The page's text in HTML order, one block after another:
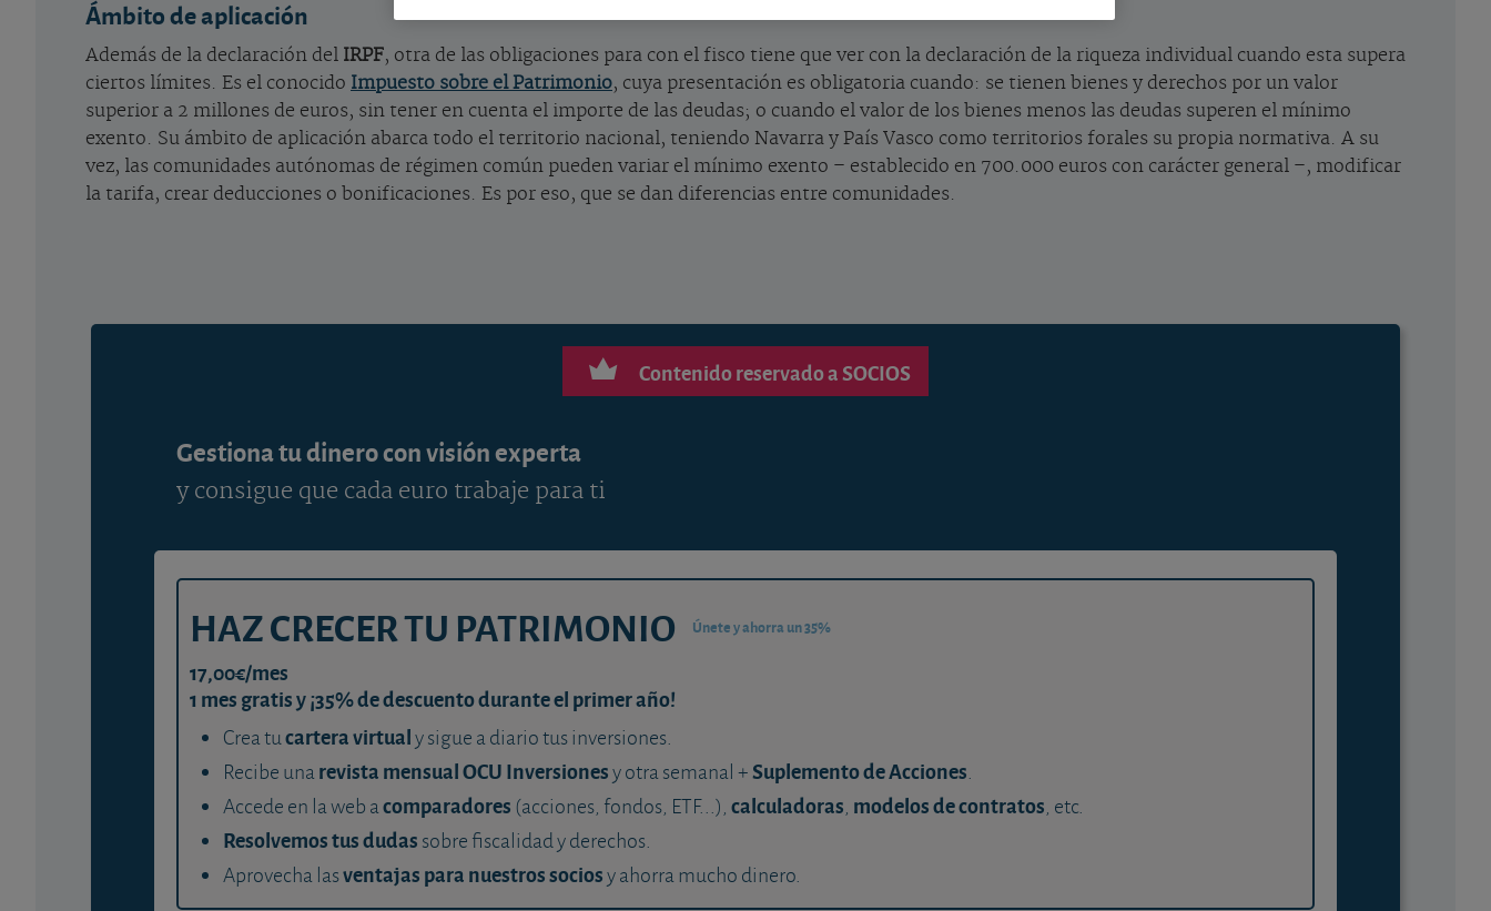
Ámbito de aplicación
Además de la declaración del IRPF, otra de las obligaciones para con el fisco tiene que ver con la declaración de la riqueza individual cuando esta supera
ciertos límites. Es el conocido Impuesto sobre el Patrimonio, cuya presentación es obligatoria cuando: se tienen bienes y derechos por un valor
superior a 2 millones de euros, sin tener en cuenta el importe de las deudas; o cuando el valor de los bienes menos las deudas superen el mínimo
exento. Su ámbito de aplicación abarca todo el territorio nacional, teniendo Navarra y País Vasco como territorios forales su propia normativa. A su
vez, las comunidades autónomas de régimen común pueden variar el mínimo exento – establecido en 700.000 euros con carácter general –, modificar
la tarifa, crear deducciones o bonificaciones. Es por eso, que se dan diferencias entre comunidades.
Contenido reservado a SOCIOS
Gestiona tu dinero con visión experta
y consigue que cada euro trabaje para ti
HAZ CRECER TU PATRIMONIO Únete y ahorra un 35%
17,00€/mes
1 mes gratis y ¡35% de descuento durante el primer año!
Crea tucartera virtualy sigue a diario tus inversiones.
Recibe unarevista mensual OCU Inversionesy otra semanal +Suplemento de Acciones.
Accede en la web acomparadores (acciones, fondos, ETF...), calculadoras, modelos de contratos, etc.
Resolvemos tus dudas sobre fiscalidad y derechos.
Aprovecha lasventajas para nuestros sociosy ahorra mucho dinero.